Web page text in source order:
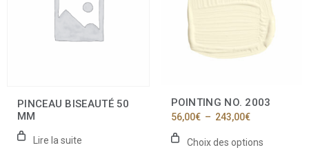
PINCEAU BISEAUTÉ 50
MM
Lire la suite
POINTING NO. 2003
56,00€ – 243,00€Plage
prix :
56,00€
Choix des options
options
peuvent
page
produit